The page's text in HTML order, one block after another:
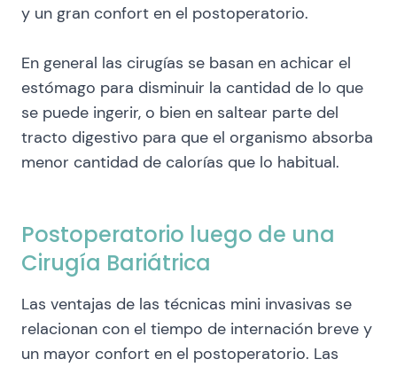
y un gran confort en el postoperatorio.
En general las cirugías se basan en achicar el
estómago para disminuir la cantidad de lo que
se puede ingerir, o bien en saltear parte del
tracto digestivo para que el organismo absorba
menor cantidad de calorías que lo habitual.
Postoperatorio luego de una
Cirugía Bariátrica
Las ventajas de las técnicas mini invasivas se
relacionan con el tiempo de internación breve y
un mayor confort en el postoperatorio. Las